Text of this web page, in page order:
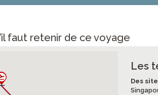
faut retenir de ce voyage
Les
Des